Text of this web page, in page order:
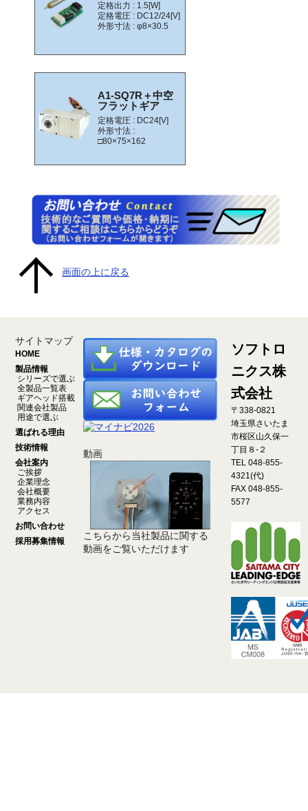
定格出力 : 1.5[W]
定格電圧 : DC12/24[V]
外形寸法 : φ8×30.5
A1-SQ7R＋中空
フラットギア
定格電圧 : DC24[V]
外形寸法 :
□80×75×162
画面の上に戻る
サイトマップ
HOME
製品情報
シリーズで選ぶ
全製品一覧表
ギアヘッド搭載
関連会社製品
用途で選ぶ
選ばれる理由
技術情報
会社案内
ご挨拶
企業理念
会社概要
業務内容
アクセス
お問い合わせ
採用募集情報
動画
こちらから当社製品に関する
動画をご覧いただけます
ソフトロ
ニクス株
式会社
〒338-0821
埼玉県さいたま
市桜区山久保一
丁目８-２
TEL 048-855-
4321(代)
FAX 048-855-
5577